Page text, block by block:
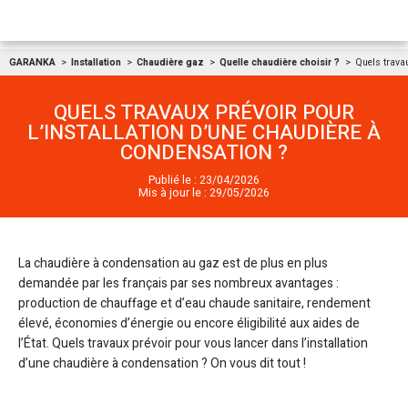
GARANKA Installation Chaudière gaz Quelle chaudière choisir ? Quels
QUELS TRAVAUX PRÉVOIR POUR
L’INSTALLATION D’UNE CHAUDIÈRE À
CONDENSATION ?
Publié le : 23/04/2026
Mis à jour le : 29/05/2026
La chaudière à condensation au gaz est de plus en plus
demandée par les français par ses nombreux avantages :
production de chauffage et d’eau chaude sanitaire, rendement
élevé, économies d’énergie ou encore éligibilité aux aides de
l’État. Quels travaux prévoir pour vous lancer dans l’installation
d’une chaudière à condensation ? On vous dit tout !